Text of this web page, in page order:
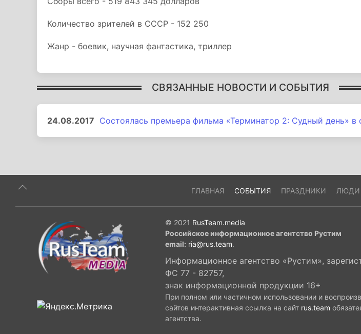
Количество зрителей в СССР - 152 250
Жанр - боевик, научная фантастика, триллер
СВЯЗАННЫЕ НОВОСТИ И СОБЫТИЯ
24.08.2017 Состоялась премьера фильма «Терминатор 2: Судный день» в
ГЛАВНАЯ СОБЫТИЯ ПРАЗДНИКИ ЛЮДИ
© 2021 RusTeam.media
Российское информационное агентство Рустим
email: ria@rus.team.
Информационное агентство «Рустим»,
ФС 77 - 82757,
знак информационной продукции 16+
При полном или частичном использовании и
сайтов интерактивная ссылка на сайт rus.team
агентства.